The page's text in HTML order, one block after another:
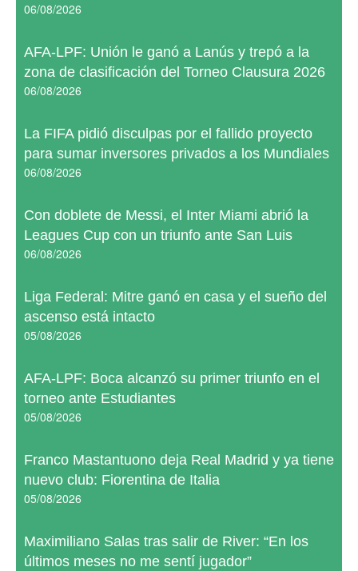
06/08/2026
AFA-LPF: Unión le ganó a Lanús y trepó a la
zona de clasificación del Torneo Clausura 2026
06/08/2026
La FIFA pidió disculpas por el fallido proyecto
para sumar inversores privados a los Mundiales
06/08/2026
Con doblete de Messi, el Inter Miami abrió la
Leagues Cup con un triunfo ante San Luis
06/08/2026
Liga Federal: Mitre ganó en casa y el sueño del
ascenso está intacto
05/08/2026
AFA-LPF: Boca alcanzó su primer triunfo en el
torneo ante Estudiantes
05/08/2026
Franco Mastantuono deja Real Madrid y ya tiene
nuevo club: Fiorentina de Italia
05/08/2026
Maximiliano Salas tras salir de River: “En los
últimos meses no me sentí jugador”